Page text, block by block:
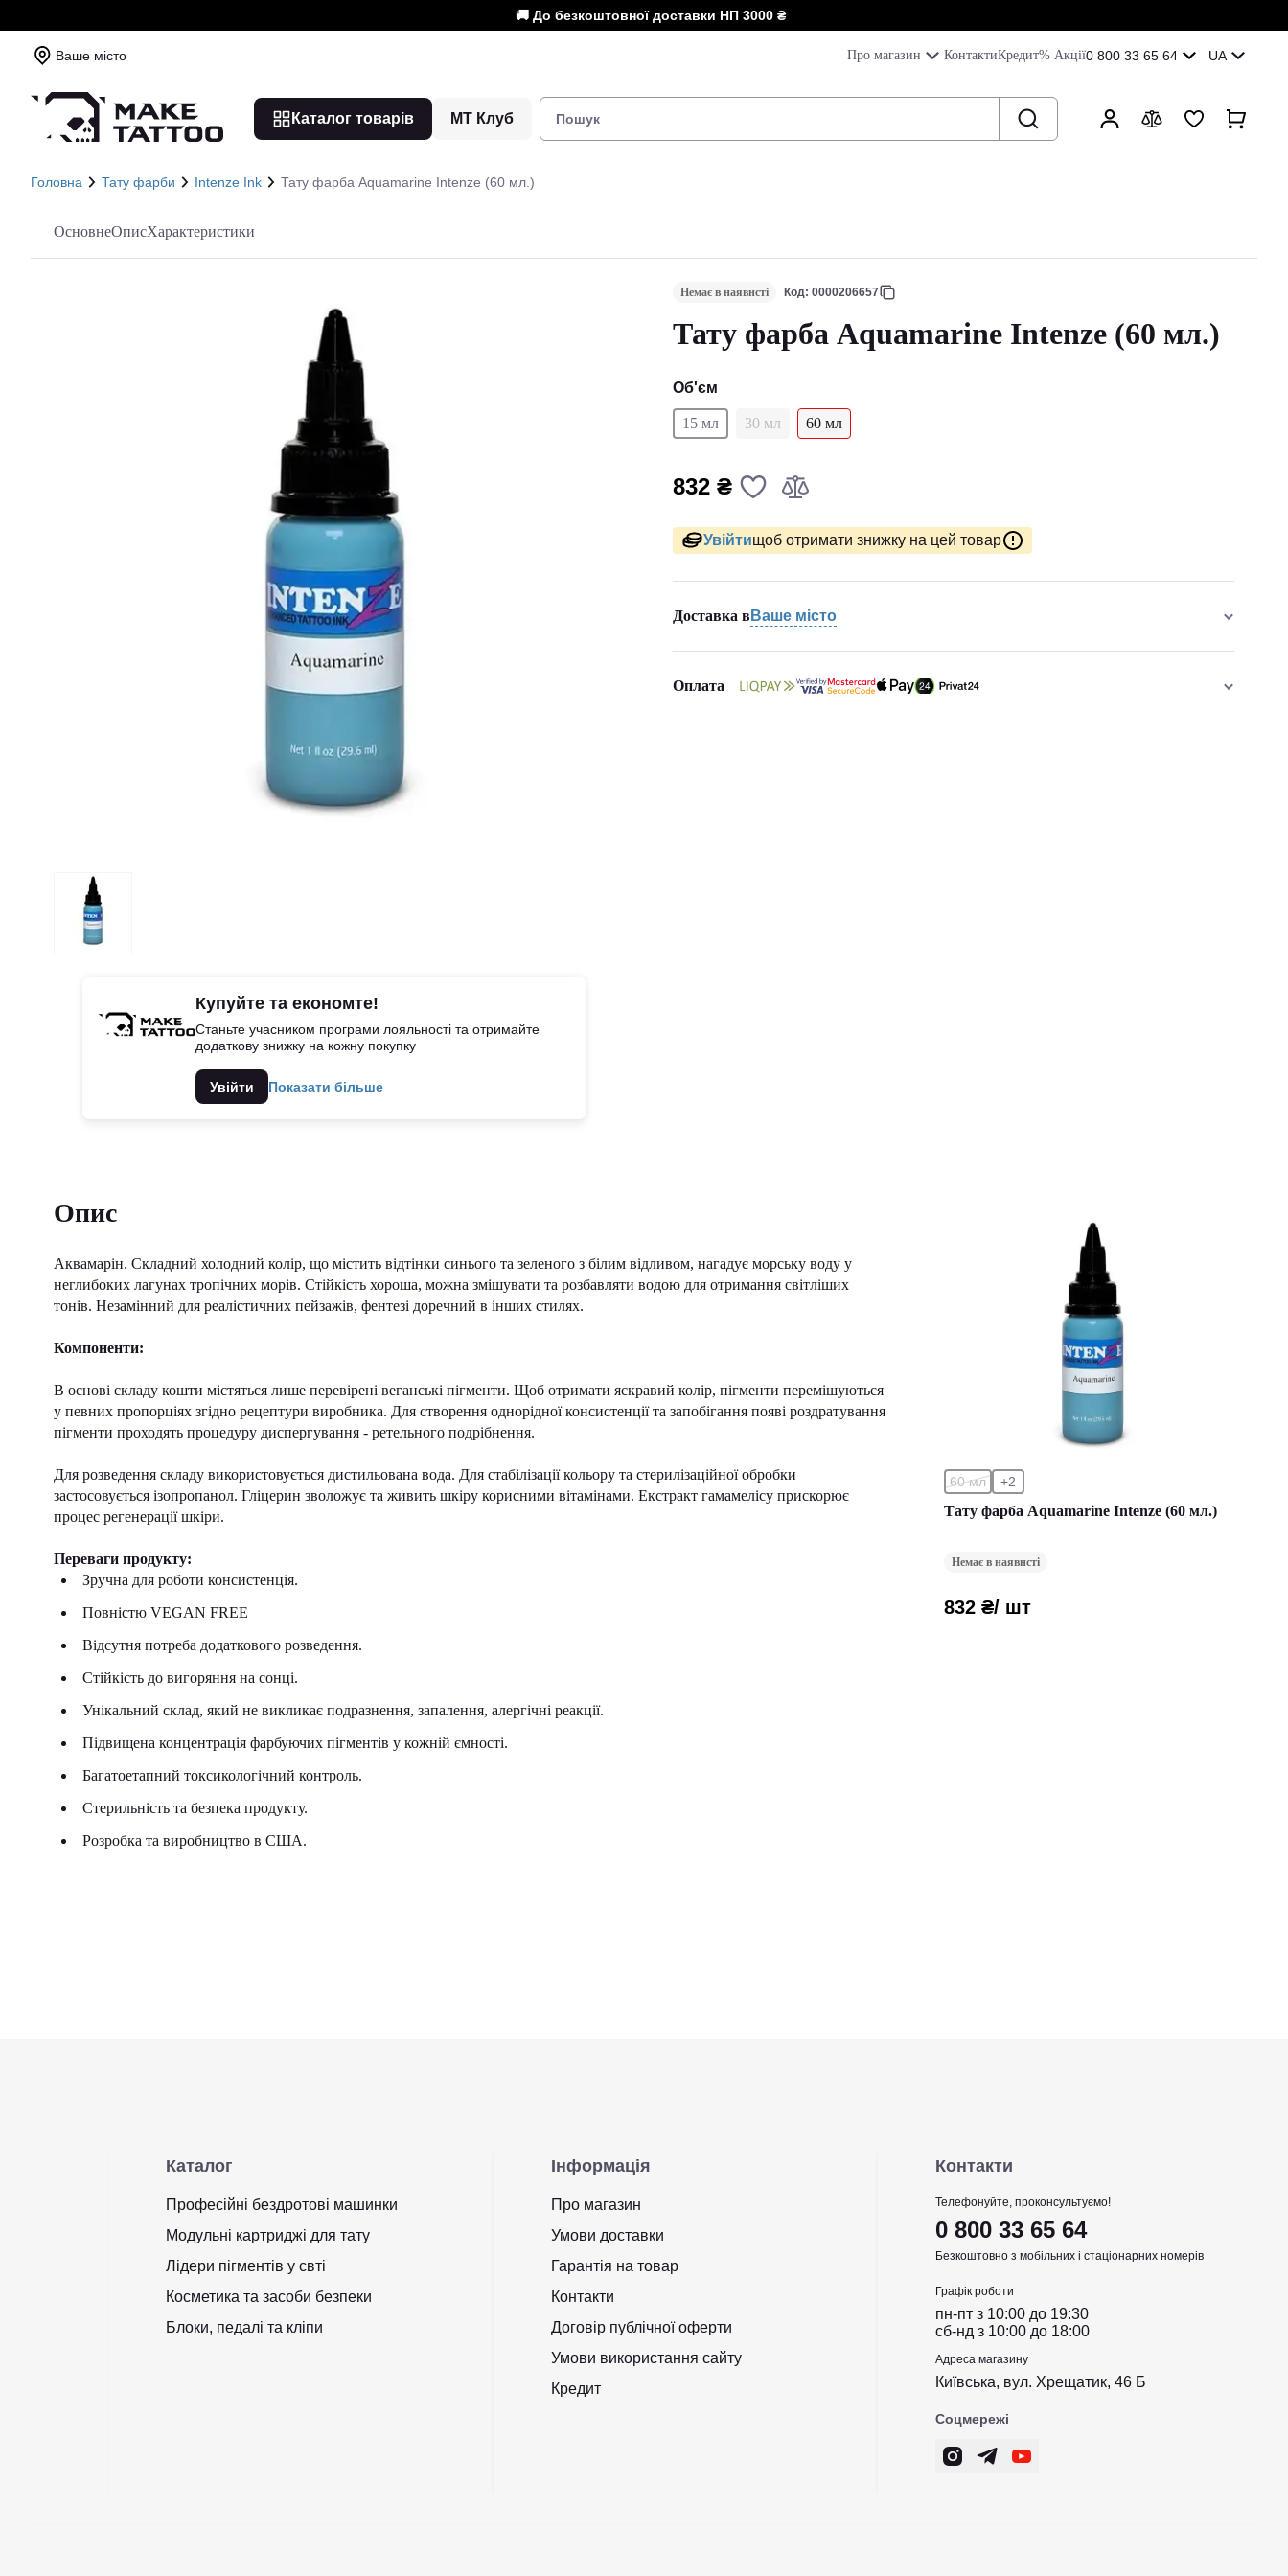
🚚 До безкоштовної доставки НП 3000 ₴
Ваше місто Про магазин КонтактиКредит% Акції0 800 33 65 64 UA
Каталог товарів МТ Клуб
Головна Тату фарби Intenze Ink Тату фарба Aquamarine Intenze (60 мл.)
ОсновнеОписХарактеристики
Купуйте та економте!
Станьте учасником програми лояльності та отримайте
додаткову знижку на кожну покупку
Увійти Показати більше
Немає в наявнсті Код: 0000206657
Тату фарба Aquamarine Intenze (60 мл.)
Об'єм
15 мл 30 мл 60 мл
832 ₴
Увійтищоб отримати знижку на цей товар
Доставка в Ваше місто
Оплата
Опис
Аквамарін. Складний холодний колір, що містить відтінки синього та зеленого з білим відливом, нагадує морську воду у
неглибоких лагунах тропічних морів. Стійкість хороша, можна змішувати та розбавляти водою для отримання світліших
тонів. Незамінний для реалістичних пейзажів, фентезі доречний в інших стилях.
Компоненти:
В основі складу кошти містяться лише перевірені веганські пігменти. Щоб отримати яскравий колір, пігменти перемішуються
у певних пропорціях згідно рецептури виробника. Для створення однорідної консистенції та запобігання появі роздратування
пігменти проходять процедуру диспергування - ретельного подрібнення.
Для розведення складу використовується дистильована вода. Для стабілізації кольору та стерилізаційної обробки
застосовується ізопропанол. Гліцерин зволожує та живить шкіру корисними вітамінами. Екстракт гамамелісу прискорює
процес регенерації шкіри.
Переваги продукту:
Зручна для роботи консистенція.
Повністю VEGAN FREE
Відсутня потреба додаткового розведення.
Стійкість до вигоряння на сонці.
Унікальний склад, який не викликає подразнення, запалення, алергічні реакції.
Підвищена концентрація фарбуючих пігментів у кожній ємності.
Багатоетапний токсикологічний контроль.
Стерильність та безпека продукту.
Розробка та виробництво в США.
60 мл +2
Тату фарба Aquamarine Intenze (60 мл.)
Немає в наявнсті
832 ₴/ шт
Каталог
Професійні бездротові машинки
Модульні картриджі для тату
Лідери пігментів у свті
Косметика та засоби безпеки
Блоки, педалі та кліпи
Інформація
Про магазин
Умови доставки
Гарантія на товар
Контакти
Договір публічної оферти
Умови використання сайту
Кредит
Контакти
Телефонуйте, проконсультуємо!
0 800 33 65 64
Безкоштовно з мобільних і стаціонарних номерів
Графік роботи
пн-пт з 10:00 до 19:30
сб-нд з 10:00 до 18:00
Адреса магазину
Київська, вул. Хрещатик, 46 Б
Соцмережі